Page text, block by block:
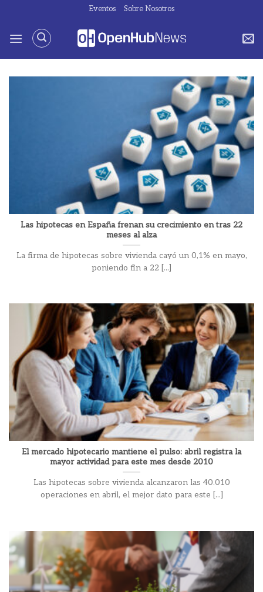
contenido
Eventos Sobre Nosotros
Las hipotecas en España frenan su crecimiento en tras 22
meses al alza
La firma de hipotecas sobre vivienda cayó un 0,1% en mayo,
poniendo fin a 22 [...]
El mercado hipotecario mantiene el pulso: abril registra la
mayor actividad para este mes desde 2010
Las hipotecas sobre vivienda alcanzaron las 40.010
operaciones en abril, el mejor dato para este [...]